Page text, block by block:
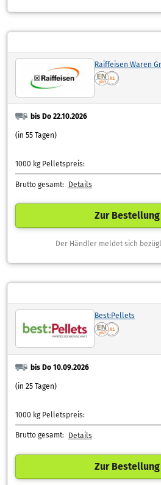
Raiffeisen Waren
bis Do 22.10.2026
(in 55 Tagen)
1000 kg Pelletspreis:
Brutto gesamt: Details
Zur Bestellung
Der Händler meldet sich
Best:Pellets
bis Do 10.09.2026
(in 25 Tagen)
1000 kg Pelletspreis:
Brutto gesamt: Details
Zur Bestellung